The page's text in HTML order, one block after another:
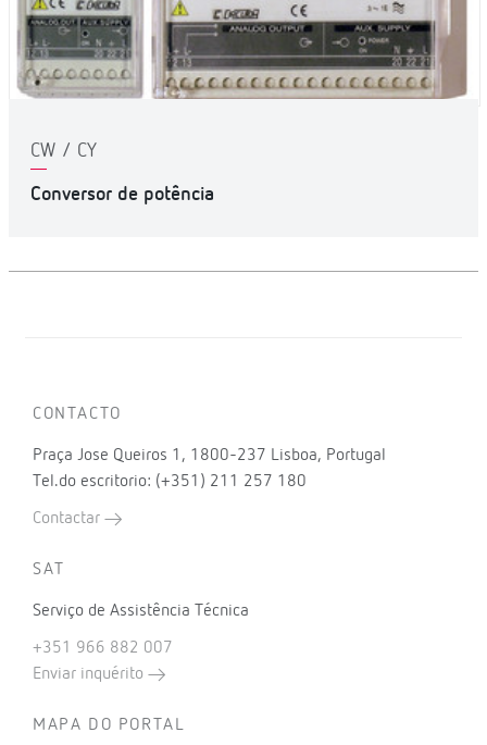
CW / CY
Conversor de potência
CONTACTO
Praça Jose Queiros 1, 1800-237 Lisboa, Portugal
Tel.do escritorio: (+351) 211 257 180
Contactar
SAT
Serviço de Assistência Técnica
+351 966 882 007
Enviar inquérito
MAPA DO PORTAL